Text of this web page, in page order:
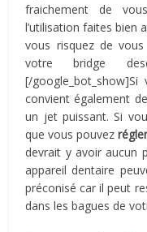
fraichement de
l’utilisation faites bien
vous risquez de
votre bridge
[/google_bot_show]Si
convient également
un jet puissant. Si
que vous pouvez
devrait y avoir aucun
appareil dentaire
préconisé car il peut
dans les bagues de